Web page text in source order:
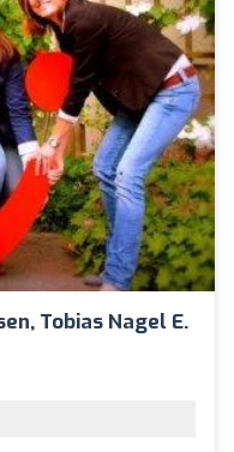
Tobias Nagel E.